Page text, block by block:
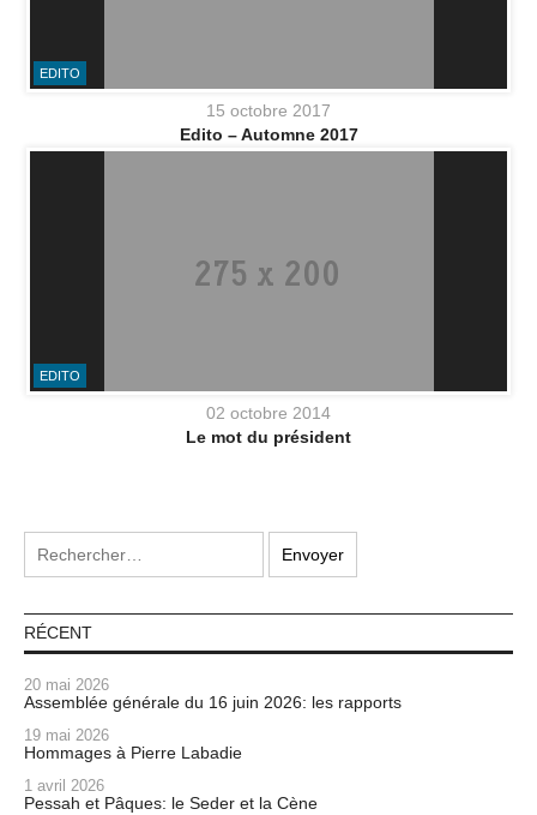
EDITO
15 octobre 2017
Edito – Automne 2017
EDITO
02 octobre 2014
Le mot du président
RÉCENT
20 mai 2026
Assemblée générale du 16 juin 2026: les rapports
19 mai 2026
Hommages à Pierre Labadie
1 avril 2026
Pessah et Pâques: le Seder et la Cène